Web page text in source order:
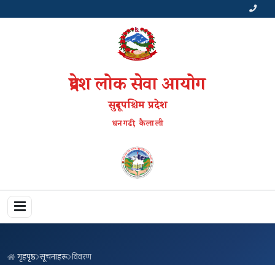
प्रदेश लोक सेवा आयोग
सुदूरपश्चिम प्रदेश
धनगढी, कैलाली
गृहपृष्ठ सूचनाहरू विवरण